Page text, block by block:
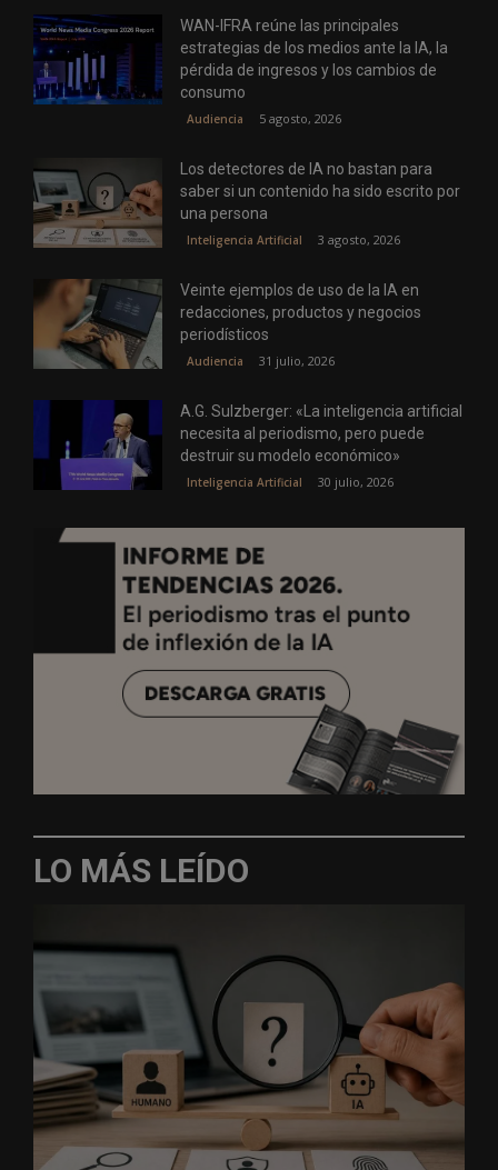
WAN-IFRA reúne las principales
estrategias de los medios ante la IA, la
pérdida de ingresos y los cambios de
consumo
Audiencia 5 agosto, 2026
Los detectores de IA no bastan para
saber si un contenido ha sido escrito por
una persona
Inteligencia Artificial 3 agosto, 2026
Veinte ejemplos de uso de la IA en
redacciones, productos y negocios
periodísticos
Audiencia 31 julio, 2026
A.G. Sulzberger: «La inteligencia artificial
necesita al periodismo, pero puede
destruir su modelo económico»
Inteligencia Artificial 30 julio, 2026
LO MÁS LEÍDO